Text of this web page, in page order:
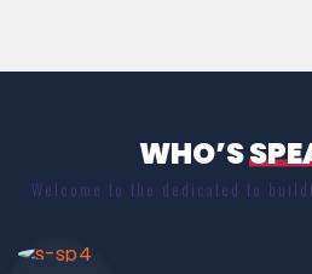
WHO’S
Welcome to the dedicated to